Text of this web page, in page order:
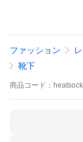
・爪先転倒予防特
・日本製
【お客様の声】
・履いてすぐ、違
・毎年しもやけに
ファッション
靴下
商品 コード：